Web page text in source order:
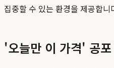
집중할 수 있는 환경을 제공합니
'오늘만 이 가격' 공